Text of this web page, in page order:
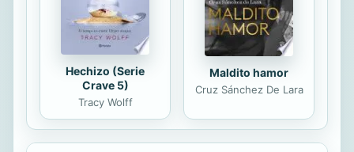
Hechizo (Serie
Crave 5)
Tracy Wolff
Maldito hamor
Cruz Sánchez De Lara